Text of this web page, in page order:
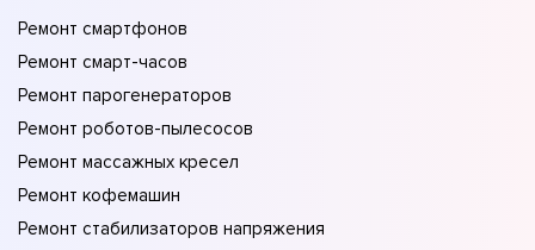
Ремонт смартфонов
Ремонт смарт-часов
Ремонт парогенераторов
Ремонт роботов-пылесосов
Ремонт массажных кресел
Ремонт кофемашин
Ремонт стабилизаторов напряжения